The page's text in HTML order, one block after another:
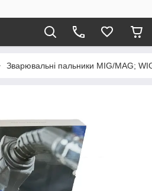
Зварювальні пальники MIG/MAG;